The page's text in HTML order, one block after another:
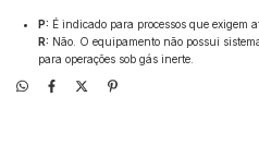
P: É indicado para processos que exigem
R: Não. O equipamento não possui
para operações sob gás inerte.